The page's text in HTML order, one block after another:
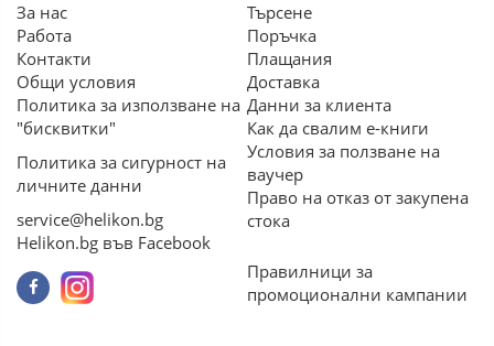
За нас
Работа
Контакти
Общи условия
Политика за използване на
"бисквитки"
Политика за сигурност на
личните данни
service@helikon.bg
Helikon.bg във Facebook
Търсене
Поръчка
Плащания
Доставка
Данни за клиента
Как да свалим е-книги
Условия за ползване на
ваучер
Право на отказ от закупена
стока
Правилници за
промоционални кампании